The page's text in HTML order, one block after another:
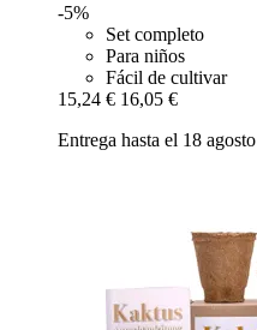
-5%
Set completo
Para niños
Fácil de cultivar
15,24 € 16,05 €
Entrega hasta el 18 agosto